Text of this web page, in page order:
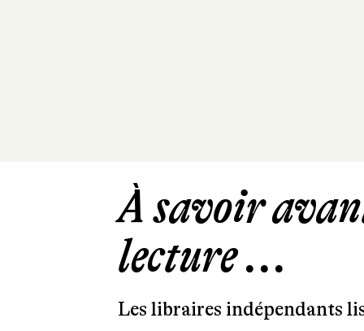
À savoir
lecture ...
Les libraires indépendants